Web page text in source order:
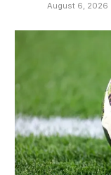
August 6, 2026